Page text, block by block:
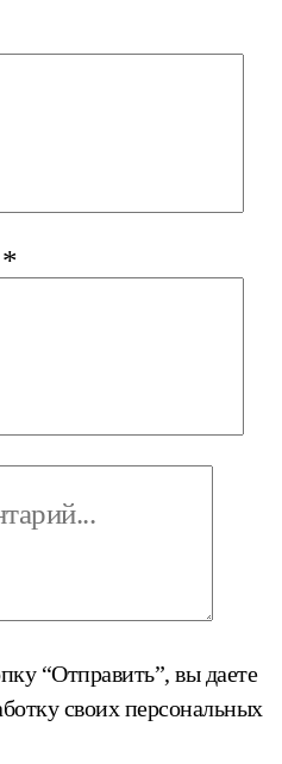
*
“Отправить”, вы даете
своих персональных